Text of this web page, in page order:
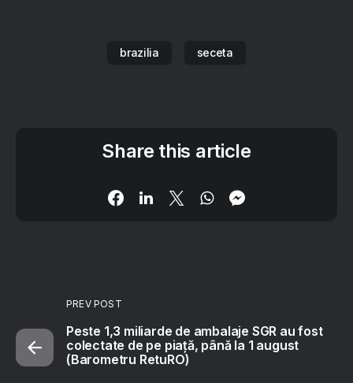
brazilia seceta
Share this article
PREV POST
Peste 1,3 miliarde de ambalaje SGR au fost
colectate de pe piaţă, până la 1 august
(Barometru RetuRO)